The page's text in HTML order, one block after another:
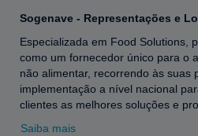
Sogenave - Representações e
Especializada em Food Solutions,
como um fornecedor único para o
não alimentar, recorrendo às suas
implementação a nível nacional
clientes as melhores soluções e
Saiba mais